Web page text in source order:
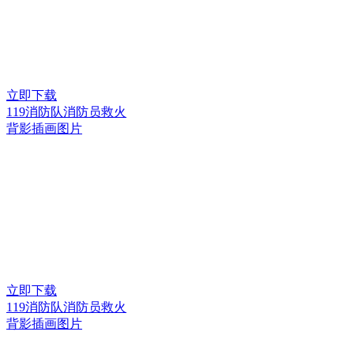
立即下载
119消防队消防员救火
背影插画图片
立即下载
119消防队消防员救火
背影插画图片